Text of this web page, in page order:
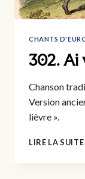
CHANTS
302. Ai
Chanson
Version
lièvre ».
LIRE LA SUITE